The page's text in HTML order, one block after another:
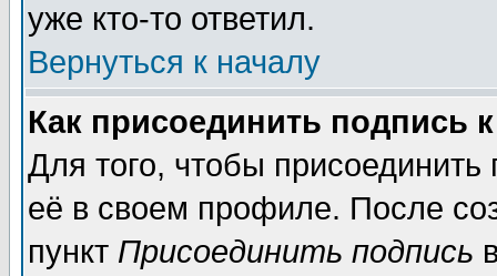
уже кто-то ответил.
Вернуться к началу
Как присоединить подпись
Для того, чтобы
её в своем профиле. После
пункт Присоединить подпись